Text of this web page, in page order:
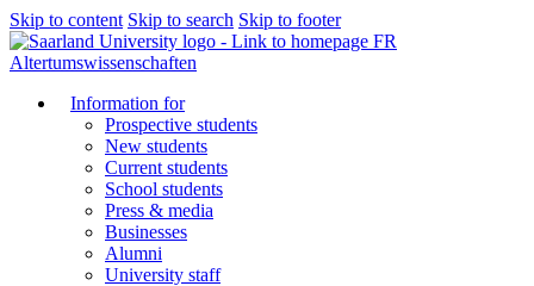
Skip to content Skip to search Skip to footer
FR
Altertumswissenschaften
Information for
Prospective students
New students
Current students
School students
Press & media
Businesses
Alumni
University staff